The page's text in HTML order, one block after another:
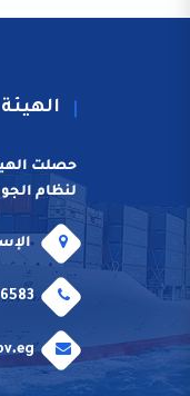
حصلت
لنظام الجودة